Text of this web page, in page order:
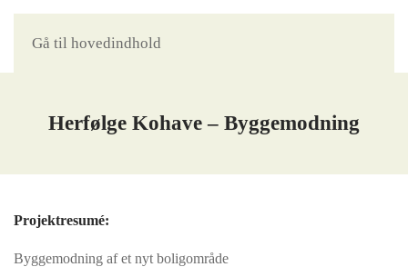
Gå til hovedindhold
Herfølge Kohave – Byggemodning
Projektresumé:
Byggemodning af et nyt boligområde